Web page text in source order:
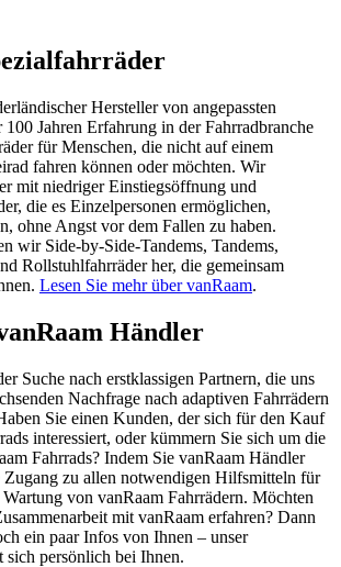
Hersteller von angepassten
Jahren Erfahrung in der Fahrradbranche
für Menschen, die nicht auf einem
fahren können oder möchten. Wir
mit niedriger Einstiegsöffnung und
die es Einzelpersonen ermöglichen,
ohne Angst vor dem Fallen zu haben.
wir Side-by-Side-Tandems, Tandems,
Rollstuhlfahrräder her, die gemeinsam
Lesen Sie mehr über vanRaam.
Händler
Suche nach erstklassigen Partnern, die uns
Nachfrage nach adaptiven Fahrrädern
Sie einen Kunden, der sich für den Kauf
interessiert, oder kümmern Sie sich um die
Fahrrads? Indem Sie vanRaam Händler
Zugang zu allen notwendigen Hilfsmitteln für
von vanRaam Fahrrädern. Möchten
mit vanRaam erfahren? Dann
ein paar Infos von Ihnen – unser
sich persönlich bei Ihnen.